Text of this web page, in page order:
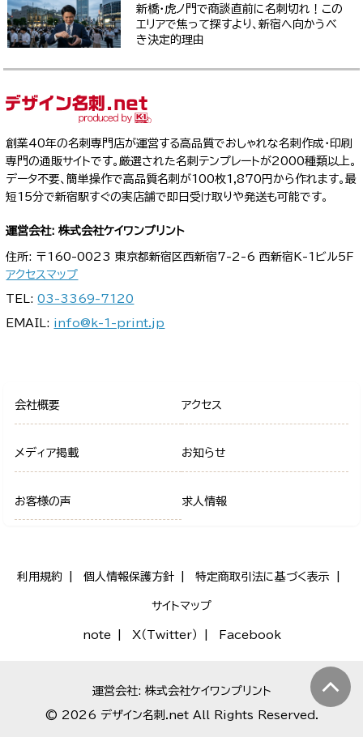
新橋・虎ノ門で商談直前に名刺切れ！この
エリアで焦って探すより、新宿へ向かうべ
き決定的理由
創業40年の名刺専門店が運営する高品質でおしゃれな名刺作成・印刷
専門の通販サイトです。厳選された名刺テンプレートが2000種類以上。
データ不要、簡単操作で高品質名刺が100枚1,870円から作れます。最
短15分で新宿駅すぐの実店舗で即日受け取りや発送も可能です。
運営会社: 株式会社ケイワンプリント
住所: 〒160-0023 東京都新宿区西新宿7-2-6 西新宿K-1ビル5F
アクセスマップ
TEL:03-3369-7120
EMAIL: info@k-1-print.jp
会社概要 アクセス
メディア掲載 お知らせ
お客様の声 求人情報
利用規約 個人情報保護方針 特定商取引法に基づく表示
サイトマップ
note X（Twitter） Facebook
運営会社: 株式会社ケイワンプリント
© 2026 デザイン名刺.net All Rights Reserved.